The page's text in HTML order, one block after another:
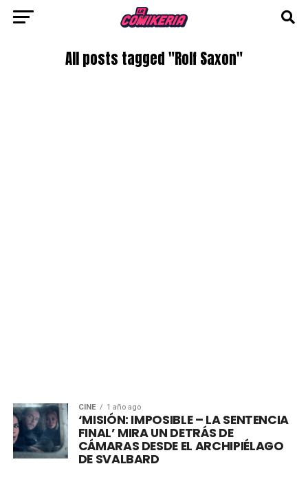
All posts tagged "Rolf Saxon"
CINE 1 año ago
‘MISIÓN: IMPOSIBLE – LA SENTENCIA
FINAL’ MIRA UN DETRÁS DE
CÁMARAS DESDE EL ARCHIPIÉLAGO
DE SVALBARD